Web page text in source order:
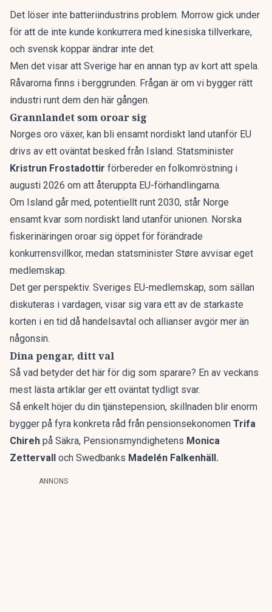
Det löser inte batteriindustrins problem. Morrow gick under
för att de inte kunde konkurrera med kinesiska tillverkare,
och svensk koppar ändrar inte det.
Men det visar att Sverige har en annan typ av kort att spela.
Råvarorna finns i berggrunden. Frågan är om vi bygger rätt
industri runt dem den här gången.
Grannlandet som oroar sig
Norges oro växer, kan bli ensamt nordiskt land utanför EU
drivs av ett oväntat besked från Island. Statsminister
Kristrun Frostadottir förbereder en folkomröstning i
augusti 2026 om att återuppta EU-förhandlingarna.
Om Island går med, potentiellt runt 2030, står Norge
ensamt kvar som nordiskt land utanför unionen. Norska
fiskerinäringen oroar sig öppet för förändrade
konkurrensvillkor, medan statsminister Støre avvisar eget
medlemskap.
Det ger perspektiv. Sveriges EU-medlemskap, som sällan
diskuteras i vardagen, visar sig vara ett av de starkaste
korten i en tid då handelsavtal och allianser avgör mer än
någonsin.
Dina pengar, ditt val
Så vad betyder det här för dig som sparare? En av veckans
mest lästa artiklar ger ett oväntat tydligt svar.
Så enkelt höjer du din tjänstepension, skillnaden blir enorm
bygger på fyra konkreta råd från pensionsekonomen Trifa
Chireh på Säkra, Pensionsmyndighetens Monica
Zettervall och Swedbanks Madelén Falkenhäll.
ANNONS